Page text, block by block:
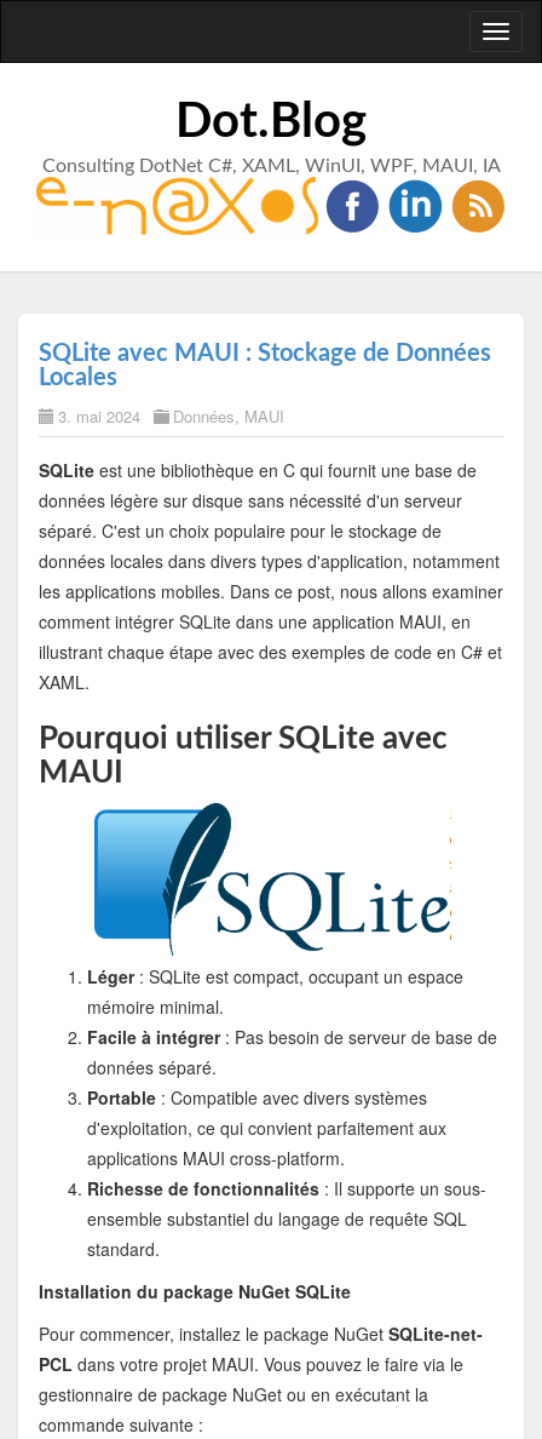
Dot.Blog
Consulting DotNet C#, XAML, WinUI, WPF, MAUI, IA
SQLite avec MAUI : Stockage de Données
Locales
3. mai 2024 Données, MAUI
SQLite est une bibliothèque en C qui fournit une base de
données légère sur disque sans nécessité d'un serveur
séparé. C'est un choix populaire pour le stockage de
données locales dans divers types d'application, notamment
les applications mobiles. Dans ce post, nous allons examiner
comment intégrer SQLite dans une application MAUI, en
illustrant chaque étape avec des exemples de code en C# et
XAML.
Pourquoi utiliser SQLite avec
MAUI
Léger: SQLite est compact, occupant un espace
mémoire minimal.
Facile à intégrer: Pas besoin de serveur de base de
données séparé.
Portable: Compatible avec divers systèmes
d'exploitation, ce qui convient parfaitement aux
applications MAUI cross-platform.
Richesse de fonctionnalités: Il supporte un sous-
ensemble substantiel du langage de requête SQL
standard.
Installation du package NuGet SQLite
Pour commencer, installez le package NuGet SQLite-net-
PCL dans votre projet MAUI. Vous pouvez le faire via le
gestionnaire de package NuGet ou en exécutant la
commande suivante :